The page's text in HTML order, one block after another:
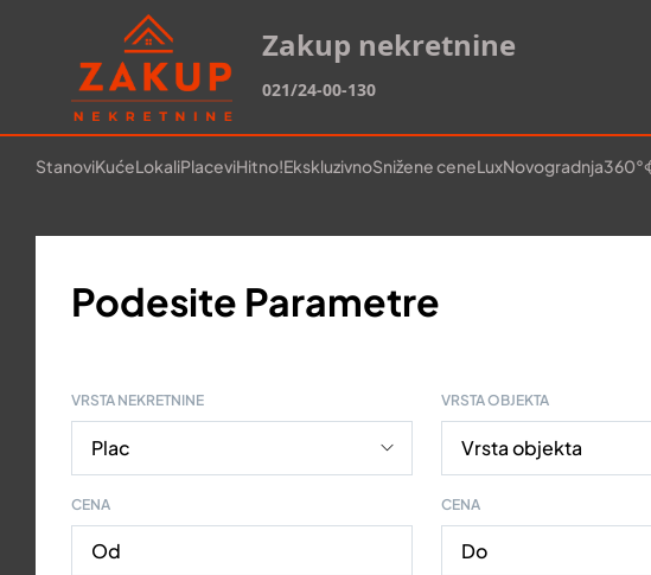
Zakup nekretnine
021/24-00-130
StanoviKućeLokaliPlaceviHitno!EkskluzivnoSnižene ceneLuxNovogradnja360°
Podesite Parametre
VRSTA NEKRETNINE VRSTA OBJEKTA
CENA CENA